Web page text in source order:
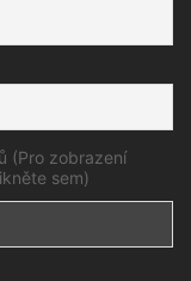
(Pro zobrazení
sem)